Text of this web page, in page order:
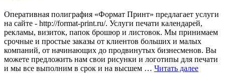
Оперативная полиграфия «Формат Принт» предлагает услуги
на сайте - http://format-print.ru/. Услуги печати календарей,
рекламы, визиток, папок брошюр и листовок. Мы принимаем
срочные и простые заказы от клиентов больших и малых
компаний, от начинающих до продвинутых бизнесменов. Вы
можете предложить нам свои рисунки и логотипы для печати
и мы все выполним в срок и на высшем … Читать далее